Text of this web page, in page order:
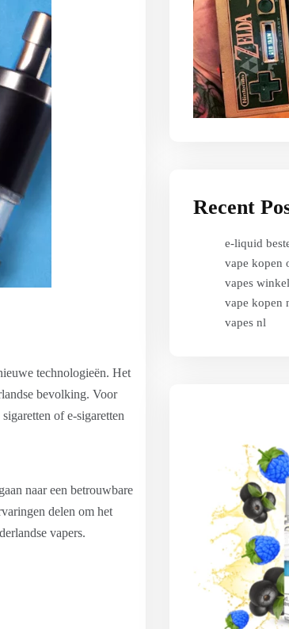
technologieën. Het
bevolking. Voor
of e-sigaretten
naar een betrouwbare
delen om het
vapers.
Recent
e-liquid
vape kopen
vapes winkel
vape kopen
vapes nl